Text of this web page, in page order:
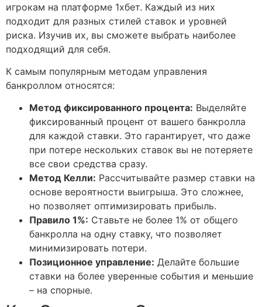
игрокам на платформе 1хбет. Каждый из них
подходит для разных стилей ставок и уровней
риска. Изучив их, вы сможете выбрать наиболее
подходящий для себя.
К самым популярным методам управления
банкроллом относятся:
Метод фиксированного процента: Выделяйте
фиксированный процент от вашего банкролла
для каждой ставки. Это гарантирует, что даже
при потере нескольких ставок вы не потеряете
все свои средства сразу.
Метод Келли: Рассчитывайте размер ставки на
основе вероятности выигрыша. Это сложнее,
но позволяет оптимизировать прибыль.
Правило 1%: Ставьте не более 1% от общего
банкролла на одну ставку, что позволяет
минимизировать потери.
Позиционное управление: Делайте большие
ставки на более уверенные события и меньшие
– на спорные.